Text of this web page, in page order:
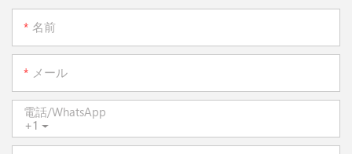
名前
メール
+1
電話/WhatsApp